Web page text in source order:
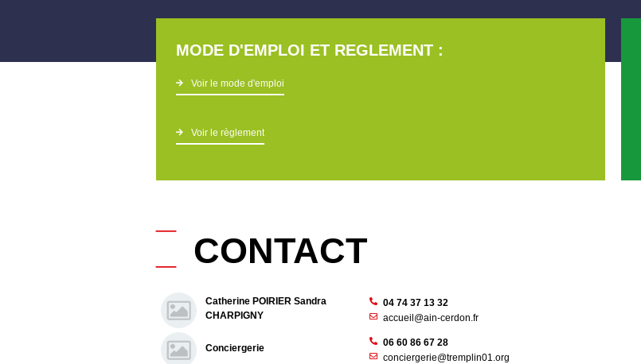
MODE D'EMPLOI ET REGLEMENT :
Voir le mode d'emploi
Voir le règlement
CONTACT
Catherine POIRIER Sandra
CHARPIGNY
04 74 37 13 32
accueil@ain-cerdon.fr
Conciergerie
06 60 86 67 28
conciergerie@tremplin01.org